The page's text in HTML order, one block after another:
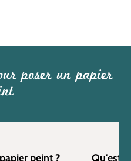
poser un papier
peint ? Qu'est